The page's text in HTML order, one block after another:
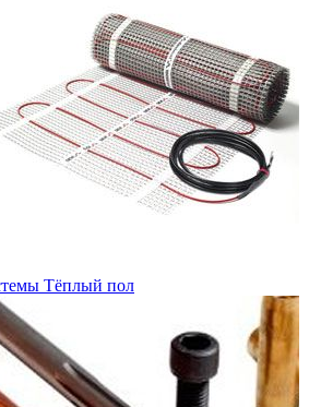
Тёплый пол